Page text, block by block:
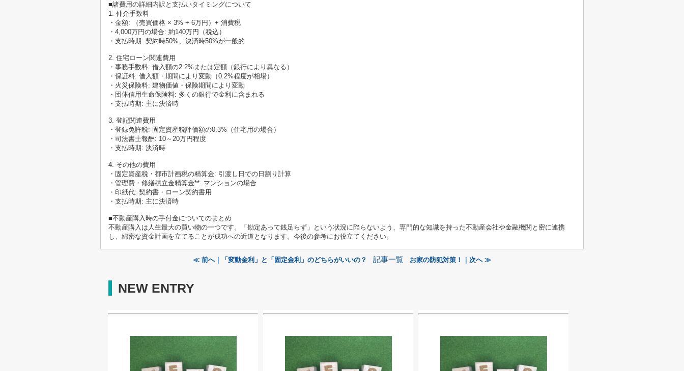
■諸費用の詳細内訳と支払いタイミングについて
1. 仲介手数料
・金額: （売買価格 × 3% + 6万円）+ 消費税
・4,000万円の場合: 約140万円（税込）
・支払時期: 契約時50%、決済時50%が一般的
2. 住宅ローン関連費用
・事務手数料: 借入額の2.2%または定額（銀行により異なる）
・保証料: 借入額・期間により変動（0.2%程度が相場）
・火災保険料: 建物価値・保険期間により変動
・団体信用生命保険料: 多くの銀行で金利に含まれる
・支払時期: 主に決済時
3. 登記関連費用
・登録免許税: 固定資産税評価額の0.3%（住宅用の場合）
・司法書士報酬: 10～20万円程度
・支払時期: 決済時
4. その他の費用
・固定資産税・都市計画税の精算金: 引渡し日での日割り計算
・管理費・修繕積立金精算金**: マンションの場合
・印紙代: 契約書・ローン契約書用
・支払時期: 主に決済時
■不動産購入時の手付金についてのまとめ
不動産購入は人生最大の買い物の一つです。「勘定あって銭足らず」という状況に陥らないよう、専門的な知識を持った不動産会社や金融機関と密に連携
し、綿密な資金計画を立てることが成功への近道となります。今後の参考にお役立てください。
≪ 前へ｜「変動金利」と「固定金利」のどちらがいいの？ 記事一覧 お家の防犯対策！｜次へ ≫
NEW ENTRY